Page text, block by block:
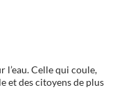
l’eau. Celle qui coule,
et des citoyens de plus